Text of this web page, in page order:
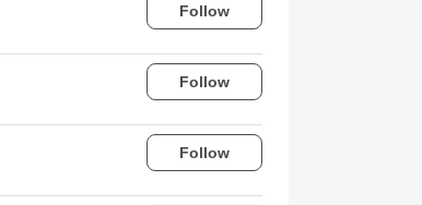
Follow
Follow
Follow